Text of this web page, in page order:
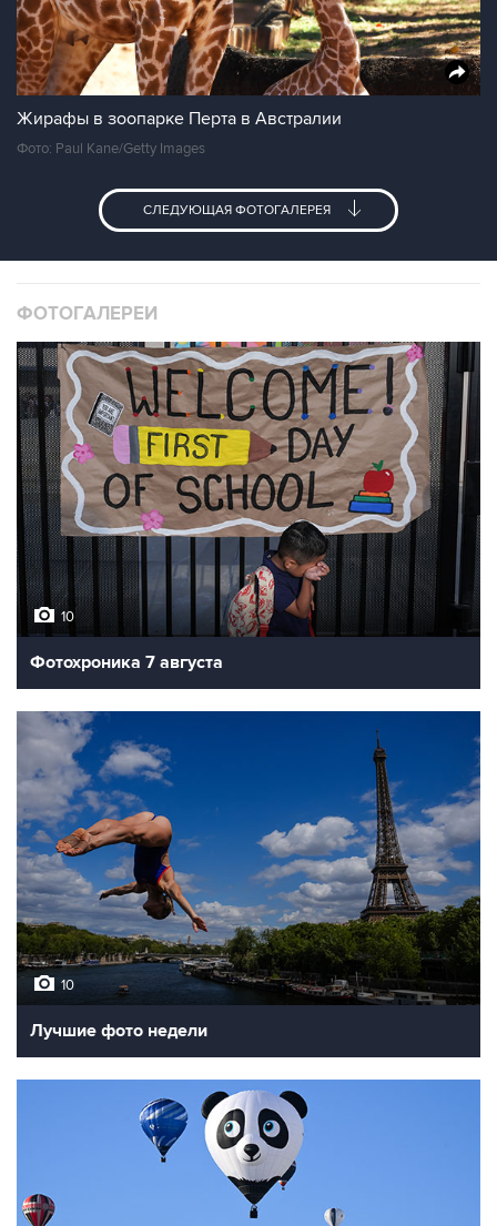
Жирафы в зоопарке Перта в Австралии
Фото: Paul Kane/Getty Images
СЛЕДУЮЩАЯ ФОТОГАЛЕРЕЯ
ФОТОГАЛЕРЕИ
10
Фотохроника 7 августа
10
Лучшие фото недели